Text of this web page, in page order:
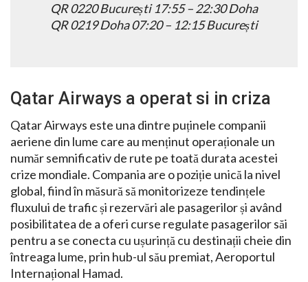
QR 0220 București 17:55 – 22:30 Doha
QR 0219 Doha 07:20 – 12:15 București
Qatar Airways a operat si in criza
Qatar Airways este una dintre puținele companii
aeriene din lume care au menținut operaționale un
număr semnificativ de rute pe toată durata acestei
crize mondiale. Compania are o poziție unică la nivel
global, fiind în măsură să monitorizeze tendințele
fluxului de trafic și rezervări ale pasagerilor și având
posibilitatea de a oferi curse regulate pasagerilor săi
pentru a se conecta cu ușurință cu destinații cheie din
întreaga lume, prin hub-ul său premiat, Aeroportul
Internațional Hamad.